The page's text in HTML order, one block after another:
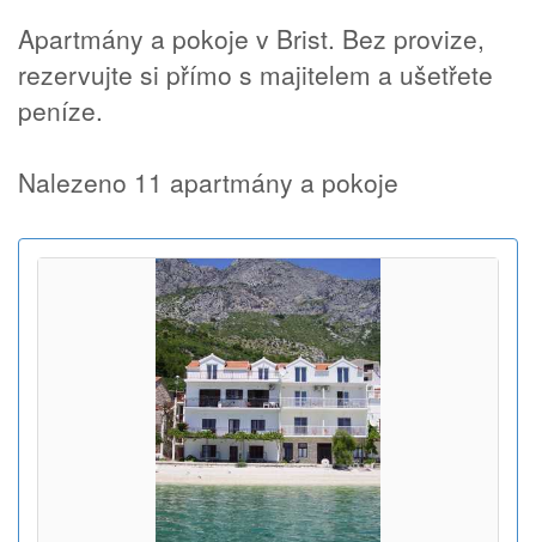
Apartmány a pokoje v Brist. Bez provize,
rezervujte si přímo s majitelem a ušetřete
peníze.
Nalezeno 11 apartmány a pokoje